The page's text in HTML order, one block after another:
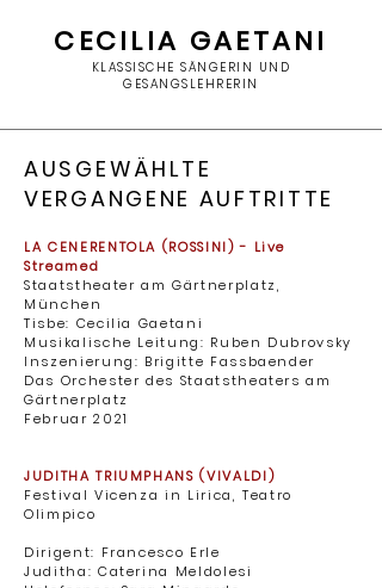
CECILIA GAETANI
KLASSISCHE SÄNGERIN UND
GESANGSLEHRERIN
AUSGEWÄHLTE
VERGANGENE AUFTRITTE
LA CENERENTOLA (ROSSINI) - Live
Streamed
Staatstheater am Gärtnerplatz,
München ​
Tisbe: Cecilia Gaetani
Musikalische Leitung: Ruben Dubrovsky
Inszenierung: Brigitte Fassbaender
Das Orchester des Staatstheaters am
Gärtnerplatz
Februar 2021
JUDITHA TRIUMPHANS (VIVALDI)
Festival Vicenza in Lirica, Teatro
Olimpico
Dirigent: Francesco Erle
Juditha: Caterina Meldolesi